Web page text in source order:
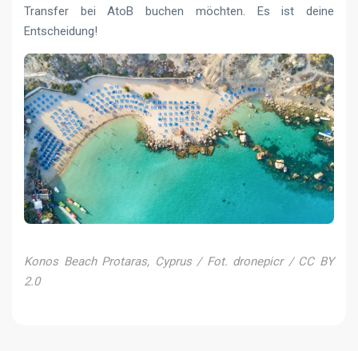
Transfer bei AtoB buchen möchten. Es ist deine
Entscheidung!
Konos Beach Protaras, Cyprus / Fot. dronepicr / CC BY
2.0